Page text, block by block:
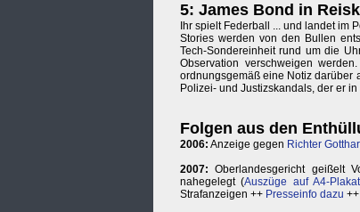
5: James Bond in
Ihr spielt Federball ... und landet im
Stories werden von den Bullen
Tech-Sondereinheit rund um die
Observation verschweigen
ordnungsgemäß eine Notiz darüber
Polizei- und Justizskandals, der er in
Folgen aus den
2006: Anzeige gegen Richter
2007: Oberlandesgericht geißelt
nahegelegt (Auszüge auf A4-Plakat
Strafanzeigen ++ Presseinfo dazu ++